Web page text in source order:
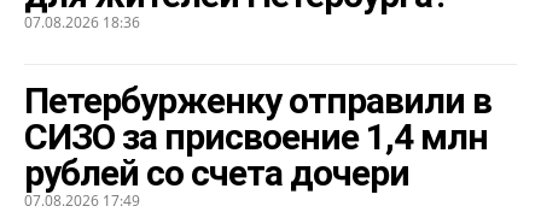
07.08.2026 18:36
Петербурженку отправили в
СИЗО за присвоение 1,4 млн
рублей со счета дочери
07.08.2026 17:49